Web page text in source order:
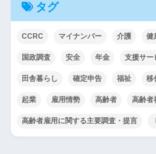
タグ
CCRC マイナンバー 介護 健
国政調査 安全 年金 支援サー
田舎暮らし 確定申告 福祉 移
起業 雇用情勢 高齢者 高齢者
高齢者雇用に関する主要調査・提言